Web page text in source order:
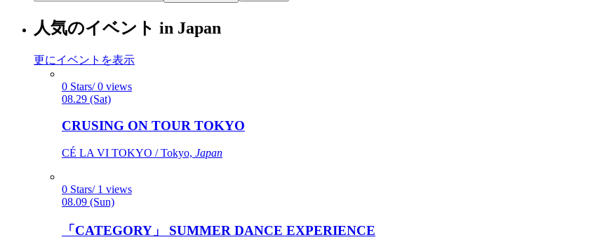
人気のイベント in Japan
更にイベントを表示
0 Stars/ 0 views
08.29 (Sat)
CRUSING ON TOUR TOKYO
CÉ LA VI TOKYO / Tokyo, Japan
0 Stars/ 1 views
08.09 (Sun)
「CATEGORY」 SUMMER DANCE EXPERIENCE